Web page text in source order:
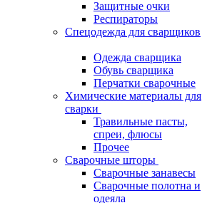
Защитные очки
Респираторы
Спецодежда для сварщиков
Одежда сварщика
Обувь сварщика
Перчатки сварочные
Химические материалы для
сварки
Травильные пасты,
спреи, флюсы
Прочее
Сварочные шторы
Сварочные занавесы
Сварочные полотна и
одеяла